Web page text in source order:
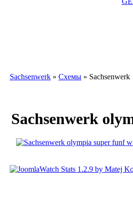
Sachsenwerk » Схемы » Sachsenwerk
Sachsenwerk